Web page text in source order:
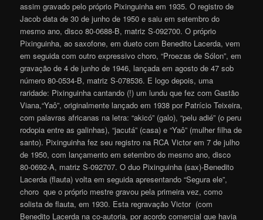
assim gravado pelo próprio Pixinguinha em 1935. O registro de
Jacob data de 30 de junho de 1950 e saiu em setembro do
mesmo ano, disco 80-0688-B, matriz S-092700. O próprio
Pixinguinha, ao saxofone, em dueto com Benedito Lacerda, vem
em seguida com outro expressivo choro, “Proezas de Sólon”, em
gravação de 4 de junho de 1946, lançada em agosto de 47 sob
número 80-0534-B, matriz S-078536. E logo depois, uma
raridade: Pixinguinha cantando (!) um lundu que fez com Gastão
Viana,“Yaô”, originalmente lançado em 1938 por Patrício Teixeira,
com palavras africanas na letra: “akicó” (galo), “pelu adié” (o peru
rodopia entre as galinhas), “jacutá” (casa) e “Yaô” (mulher filha de
santo). Pixinguinha fez seu registro na RCA Victor em 7 de julho
de 1950, com lançamento em setembro do mesmo ano, disco
80-0692-A, matriz S-092707. O duo Pixinguinha (sax)-Benedito
Lacerda (flauta) volta em seguida apresentando “Segura ele”,
choro que o próprio mestre gravou pela primeira vez, como
solista de flauta, em 1930. Esta regravação Victor (com
Benedito Lacerda na co-autoria, por acordo comercial que havia